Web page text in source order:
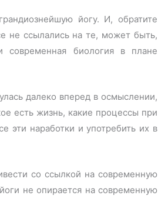
йогу. И, обратите
не ссылались на те, может быть,
биология в плане
далеко вперед в осмыслении,
есть жизнь, какие процессы при
эти наработки и употребить их в
со ссылкой на современную
не опирается на современную